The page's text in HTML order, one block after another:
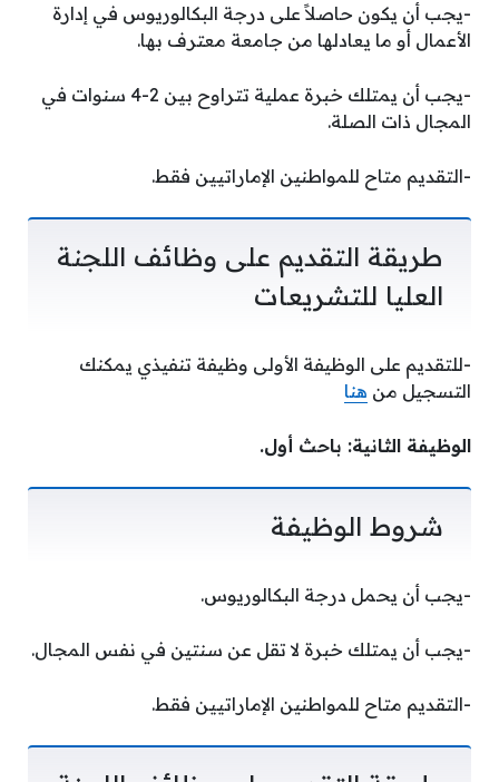
-يجب أن يكون حاصلاً على درجة البكالوريوس في إدارة
الأعمال أو ما يعادلها من جامعة معترف بها.
-يجب أن يمتلك خبرة عملية تتراوح بين 2-4 سنوات في
المجال ذات الصلة.
-التقديم متاح للمواطنين الإماراتيين فقط.
طريقة التقديم على وظائف اللجنة
العليا للتشريعات
-للتقديم على الوظيفة الأولى وظيفة تنفيذي يمكنك
التسجيل من هنا
الوظيفة الثانية: باحث أول.
شروط الوظيفة
-يجب أن يحمل درجة البكالوريوس.
-يجب أن يمتلك خبرة لا تقل عن سنتين في نفس المجال.
-التقديم متاح للمواطنين الإماراتيين فقط.